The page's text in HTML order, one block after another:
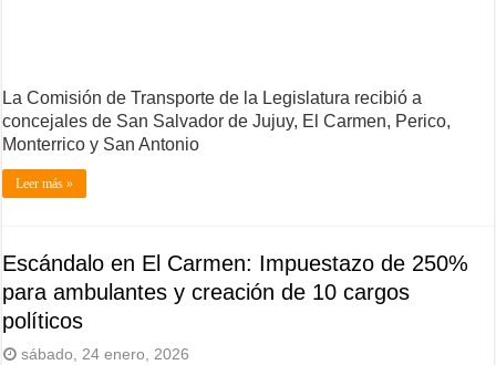
La Comisión de Transporte de la Legislatura recibió a
concejales de San Salvador de Jujuy, El Carmen, Perico,
Monterrico y San Antonio
Leer más »
Escándalo en El Carmen: Impuestazo de 250%
para ambulantes y creación de 10 cargos
políticos
sábado, 24 enero, 2026